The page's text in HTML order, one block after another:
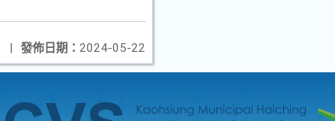
發佈日期： 2024-05-22
|